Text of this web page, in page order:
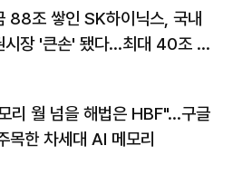
88조 쌓인 SK하이닉스, 국내
시장 '큰손' 됐다…최대 40조 투
리 월 넘을 해법은 HBF"…구글
목한 차세대 AI 메모리